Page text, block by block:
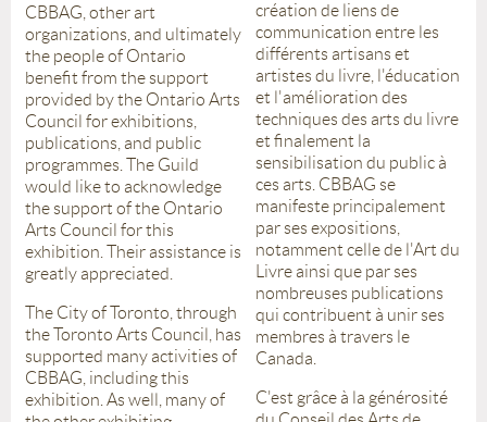
CBBAG, other art
organizations, and ultimately
the people of Ontario
benefit from the support
provided by the Ontario Arts
Council for exhibitions,
publications, and public
programmes. The Guild
would like to acknowledge
the support of the Ontario
Arts Council for this
exhibition. Their assistance is
greatly appreciated.
The City of Toronto, through
the Toronto Arts Council, has
supported many activities of
CBBAG, including this
exhibition. As well, many of
création de liens de
communication entre les
différents artisans et
artistes du livre, l'éducation
et l'amélioration des
techniques des arts du livre
et finalement la
sensibilisation du public à
ces arts. CBBAG se
manifeste principalement
par ses expositions,
notamment celle de l'Art du
Livre ainsi que par ses
nombreuses publications
qui contribuent à unir ses
membres à travers le
Canada.
C'est grâce à la générosité